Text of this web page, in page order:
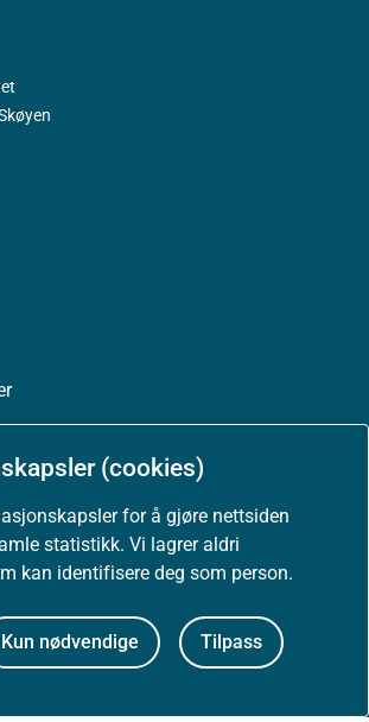
(cookies)
for å gjøre nettsiden
statistikk. Vi lagrer aldri
kan identifisere deg som person.
Kun nødvendige Tilpass